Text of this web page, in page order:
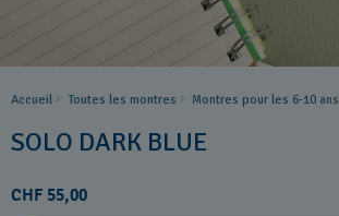
Accueil Toutes les montres Montres pour les 6-10 ans
SOLO DARK BLUE
CHF 55,00